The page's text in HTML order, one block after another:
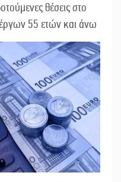
θέσεις στο
55 ετών και άνω